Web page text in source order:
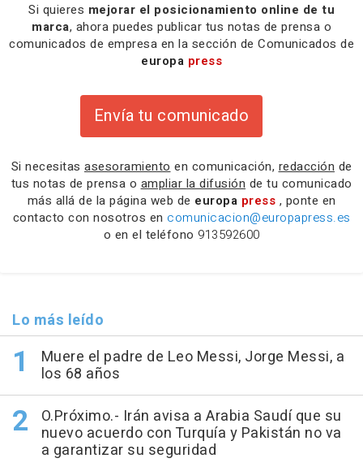
Si quieres mejorar el posicionamiento online de tu
marca, ahora puedes publicar tus notas de prensa o
comunicados de empresa en la sección de Comunicados de
europa press
Envía tu comunicado
Si necesitas asesoramiento en comunicación, redacción de
tus notas de prensa o ampliar la difusión de tu comunicado
más allá de la página web de europa press , ponte en
contacto con nosotros en comunicacion@europapress.es
o en el teléfono 913592600
Lo más leído
Muere el padre de Leo Messi, Jorge Messi, a
los 68 años
O.Próximo.- Irán avisa a Arabia Saudí que su
nuevo acuerdo con Turquía y Pakistán no va
a garantizar su seguridad